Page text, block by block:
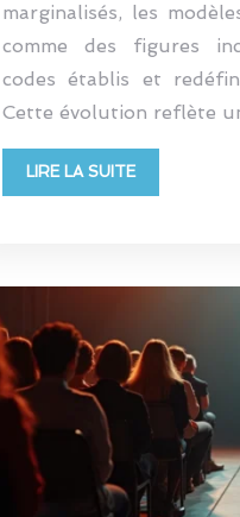
marginalisés, les
comme des figures
codes établis et
Cette évolution reflète
LIRE LA SUITE